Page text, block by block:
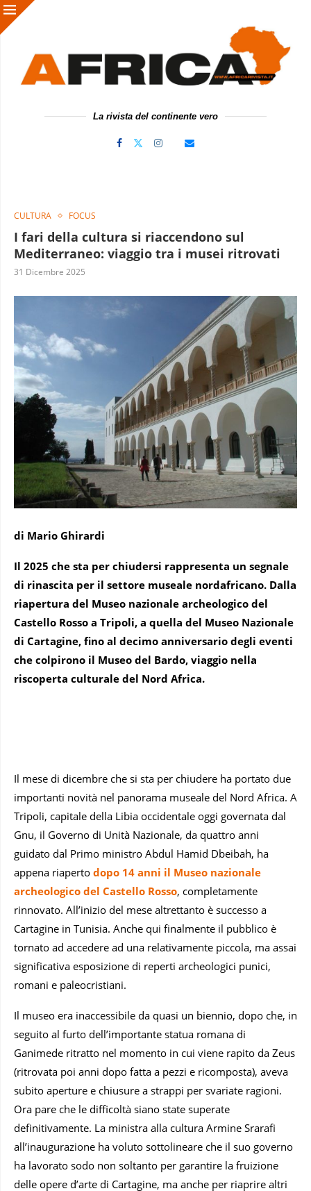
La rivista del continente vero
CULTURA FOCUS
I fari della cultura si riaccendono sul
Mediterraneo: viaggio tra i musei ritrovati
31 Dicembre 2025
di Mario Ghirardi
Il 2025 che sta per chiudersi rappresenta un segnale
di rinascita per il settore museale nordafricano. Dalla
riapertura del Museo nazionale archeologico del
Castello Rosso a Tripoli, a quella del Museo Nazionale
di Cartagine, fino al decimo anniversario degli eventi
che colpirono il Museo del Bardo, viaggio nella
riscoperta culturale del Nord Africa.
Il mese di dicembre che si sta per chiudere ha portato due
importanti novità nel panorama museale del Nord Africa. A
Tripoli, capitale della Libia occidentale oggi governata dal
Gnu, il Governo di Unità Nazionale, da quattro anni
guidato dal Primo ministro Abdul Hamid Dbeibah, ha
appena riaperto dopo 14 anni il Museo nazionale
archeologico del Castello Rosso, completamente
rinnovato. All’inizio del mese altrettanto è successo a
Cartagine in Tunisia. Anche qui finalmente il pubblico è
tornato ad accedere ad una relativamente piccola, ma assai
significativa esposizione di reperti archeologici punici,
romani e paleocristiani.
Il museo era inaccessibile da quasi un biennio, dopo che, in
seguito al furto dell’importante statua romana di
Ganimede ritratto nel momento in cui viene rapito da Zeus
(ritrovata poi anni dopo fatta a pezzi e ricomposta), aveva
subito aperture e chiusure a strappi per svariate ragioni.
Ora pare che le difficoltà siano state superate
definitivamente. La ministra alla cultura Armine Srarafi
all’inaugurazione ha voluto sottolineare che il suo governo
ha lavorato sodo non soltanto per garantire la fruizione
delle opere d’arte di Cartagine, ma anche per riaprire altri